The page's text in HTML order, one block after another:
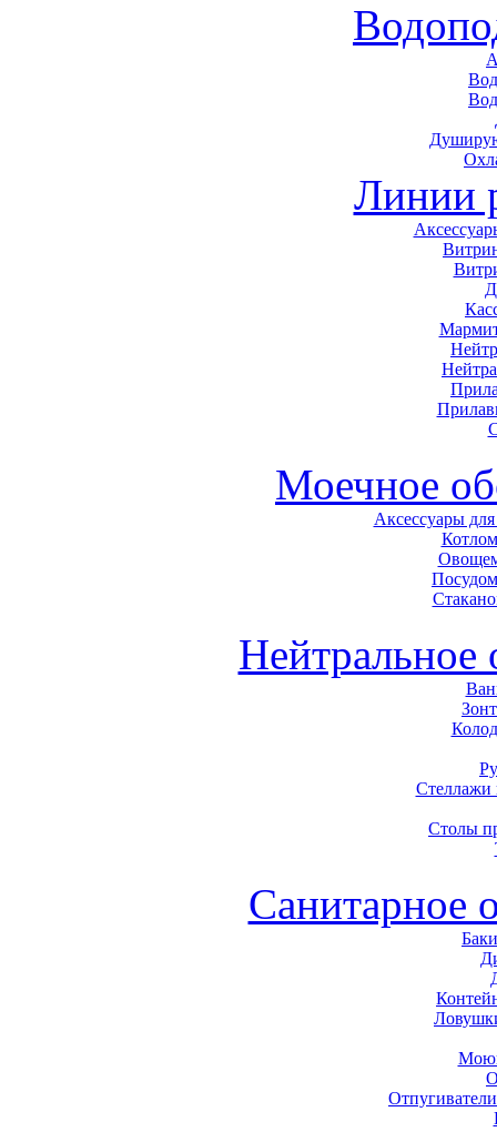
Линии
Моечное
Аксессуары
Нейтральное
Стеллажи
Столы
Санитарное